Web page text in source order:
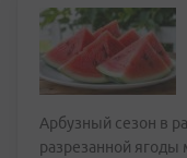
Арбузный сезон в
разрезанной